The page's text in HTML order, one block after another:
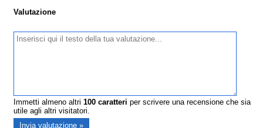
Valutazione
Immetti almeno altri100 caratteri per scrivere una recensione che sia
utile agli altri visitatori.